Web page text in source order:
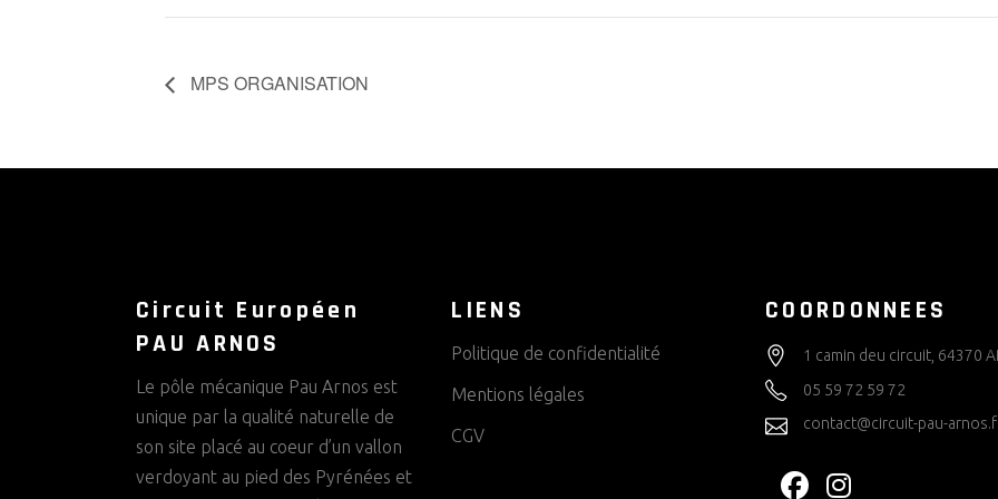
MPS ORGANISATION
Circuit Européen
PAU ARNOS
Le pôle mécanique Pau Arnos est
unique par la qualité naturelle de
son site placé au coeur d’un vallon
verdoyant au pied des Pyrénées et
LIENS
Politique de confidentialité
Mentions légales
CGV
COORDONNEES
1 camin deu circuit, 64370
05 59 72 59 72
contact@circuit-pau-